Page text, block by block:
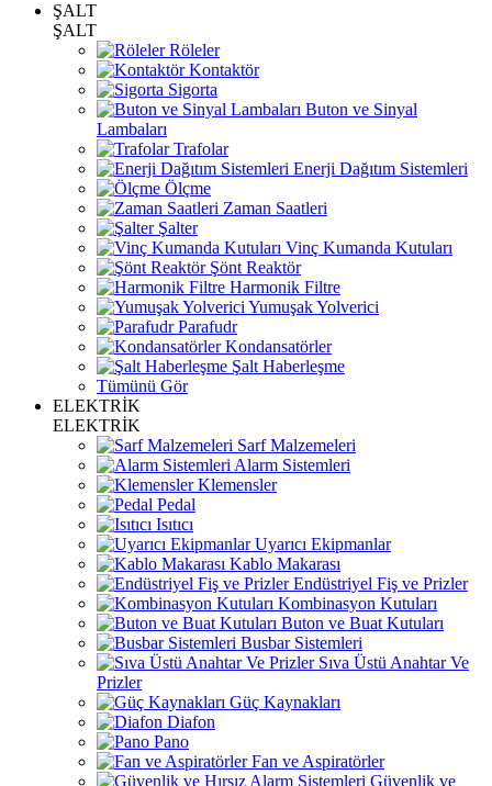
ŞALT
ŞALT
Röleler
Kontaktör
Sigorta
Buton ve Sinyal
Lambaları
Trafolar
Enerji Dağıtım Sistemleri
Ölçme
Zaman Saatleri
Şalter
Vinç Kumanda Kutuları
Şönt Reaktör
Harmonik Filtre
Yumuşak Yolverici
Parafudr
Kondansatörler
Şalt Haberleşme
Tümünü Gör
ELEKTRİK
ELEKTRİK
Sarf Malzemeleri
Alarm Sistemleri
Klemensler
Pedal
Isıtıcı
Uyarıcı Ekipmanlar
Kablo Makarası
Endüstriyel Fiş ve Prizler
Kombinasyon Kutuları
Buton ve Buat Kutuları
Busbar Sistemleri
Sıva Üstü Anahtar Ve
Prizler
Güç Kaynakları
Diafon
Pano
Fan ve Aspiratörler
Güvenlik ve